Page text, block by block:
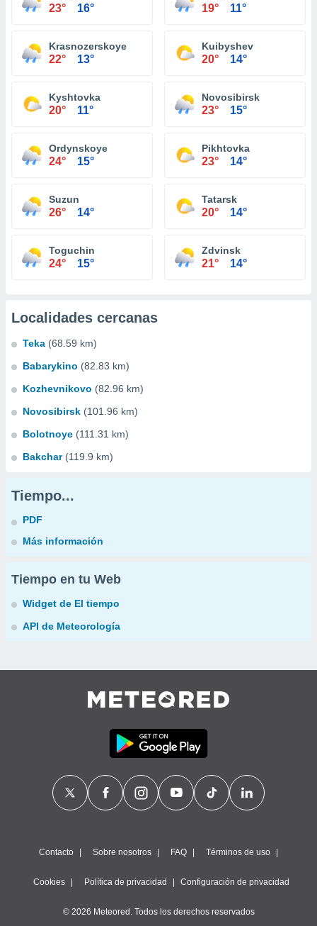
23° 16° 19° 11°
Krasnozerskoye
22° 13°
Kuibyshev
20° 14°
Kyshtovka
20° 11°
Novosibirsk
23° 15°
Ordynskoye
24° 15°
Pikhtovka
23° 14°
Suzun
26° 14°
Tatarsk
20° 14°
Toguchin
24° 15°
Zdvinsk
21° 14°
Localidades cercanas
Teka (68.59 km)
Babarykino (82.83 km)
Kozhevnikovo (82.96 km)
Novosibirsk (101.96 km)
Bolotnoye (111.31 km)
Bakchar (119.9 km)
Tiempo...
PDF
Más información
Tiempo en tu Web
Widget de El tiempo
API de Meteorología
Contacto Sobre nosotros FAQ Términos de uso
Cookies Política de privacidad Configuración de privacidad
© 2026 Meteored. Todos los derechos reservados